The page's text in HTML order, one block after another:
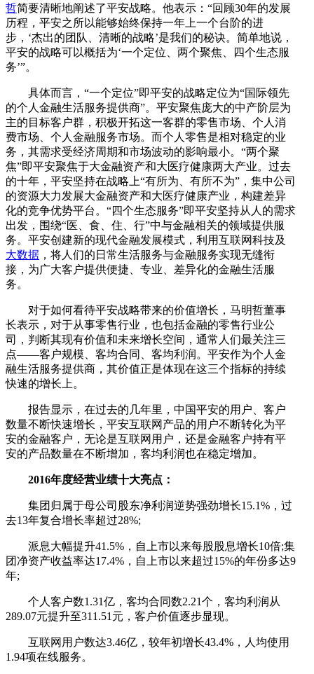
哲简要清晰地阐述了平安战略。他表示：“回顾30年的发展
历程，平安之所以能够始终保持一年上一个台阶的进
步，‘杰出的团队、清晰的战略’是我们的秘诀。简单地说，
平安的战略可以概括为‘一个定位、两个聚焦、四个生态服
务’”。
具体而言，“一个定位”即平安的战略定位为“国际领先
的个人金融生活服务提供商”。平安聚焦庞大的中产阶层为
主的目标客户群，积极开拓这一客群的零售市场、个人消
费市场、个人金融服务市场。而个人零售是相对稳定的业
务，其需求受经济周期和市场波动的影响最小。“两个聚
焦”即平安聚焦于大金融资产和大医疗健康两大产业。过去
的十年，平安坚持在战略上“有所为、有所不为”，集中公司
的资源大力发展大金融资产和大医疗健康产业，构建差异
化的竞争优势平台。“四个生态服务”即平安坚持从人的需求
出发，围绕“医、食、住、行”中与金融相关的领域提供服
务。平安创建新的现代金融发展模式，利用互联网科技及
大数据 ，将人们的日常生活服务与金融服务实现无缝衔
接，为广大客户提供便捷、专业、差异化的金融生活服
务。
对于如何看待平安战略带来的价值增长，马明哲董事
长表示，对于从事零售行业，也包括金融的零售行业公
司，判断其现有价值和未来增长空间，通常人们最关注三
点——客户规模、客均合同、客均利润。平安作为个人金
融生活服务提供商，其价值正是体现在这三个指标的持续
快速的增长上。
报告显示，在过去的几年里，中国平安的用户、客户
数量不断快速增长，平安互联网产品的用户不断转化为平
安的金融客户，无论是互联网用户，还是金融客户持有平
安的产品数量在不断增加，客均利润也在稳定增加。
2016年度经营业绩十大亮点：
集团归属于母公司股东净利润逆势强劲增长15.1%，过
去13年复合增长率超过28%;
派息大幅提升41.5%，自上市以来每股股息增长10倍;集
团净资产收益率达17.4%，自上市以来超过15%的年份多达9
年;
个人客户数1.31亿，客均合同数2.21个，客均利润从
289.07元提升至311.51元，客户价值逐步显现。
互联网用户数达3.46亿，较年初增长43.4%，人均使用
1.94项在线服务。